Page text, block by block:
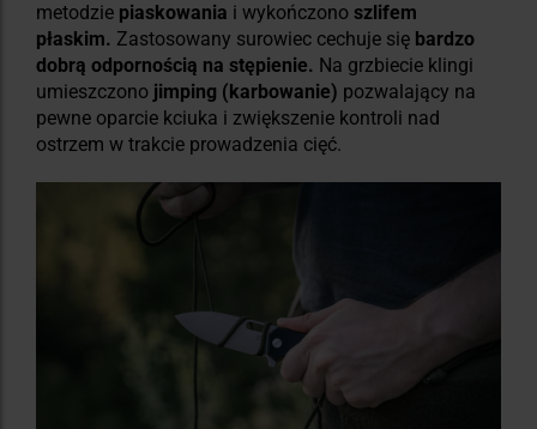
metodzie piaskowania i wykończono szlifem
płaskim. Zastosowany surowiec cechuje się bardzo
dobrą odpornością na stępienie. Na grzbiecie klingi
umieszczono jimping (karbowanie) pozwalający na
pewne oparcie kciuka i zwiększenie kontroli nad
ostrzem w trakcie prowadzenia cięć.